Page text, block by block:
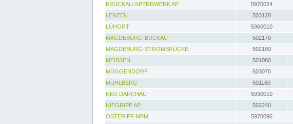
KRÜCKAU-SPERRWERK AP
5970024
LENZEN
503120
LÜHORT
5960010
MAGDEBURG-BUCKAU
502170
MAGDEBURG-STROMBRÜCKE
502180
MEISSEN
501080
MÜGGENDORF
503070
MÜHLBERG
501160
NEU DARCHAU
5930010
NIEGRIPP AP
502240
OSTERIFF MPM
5970096